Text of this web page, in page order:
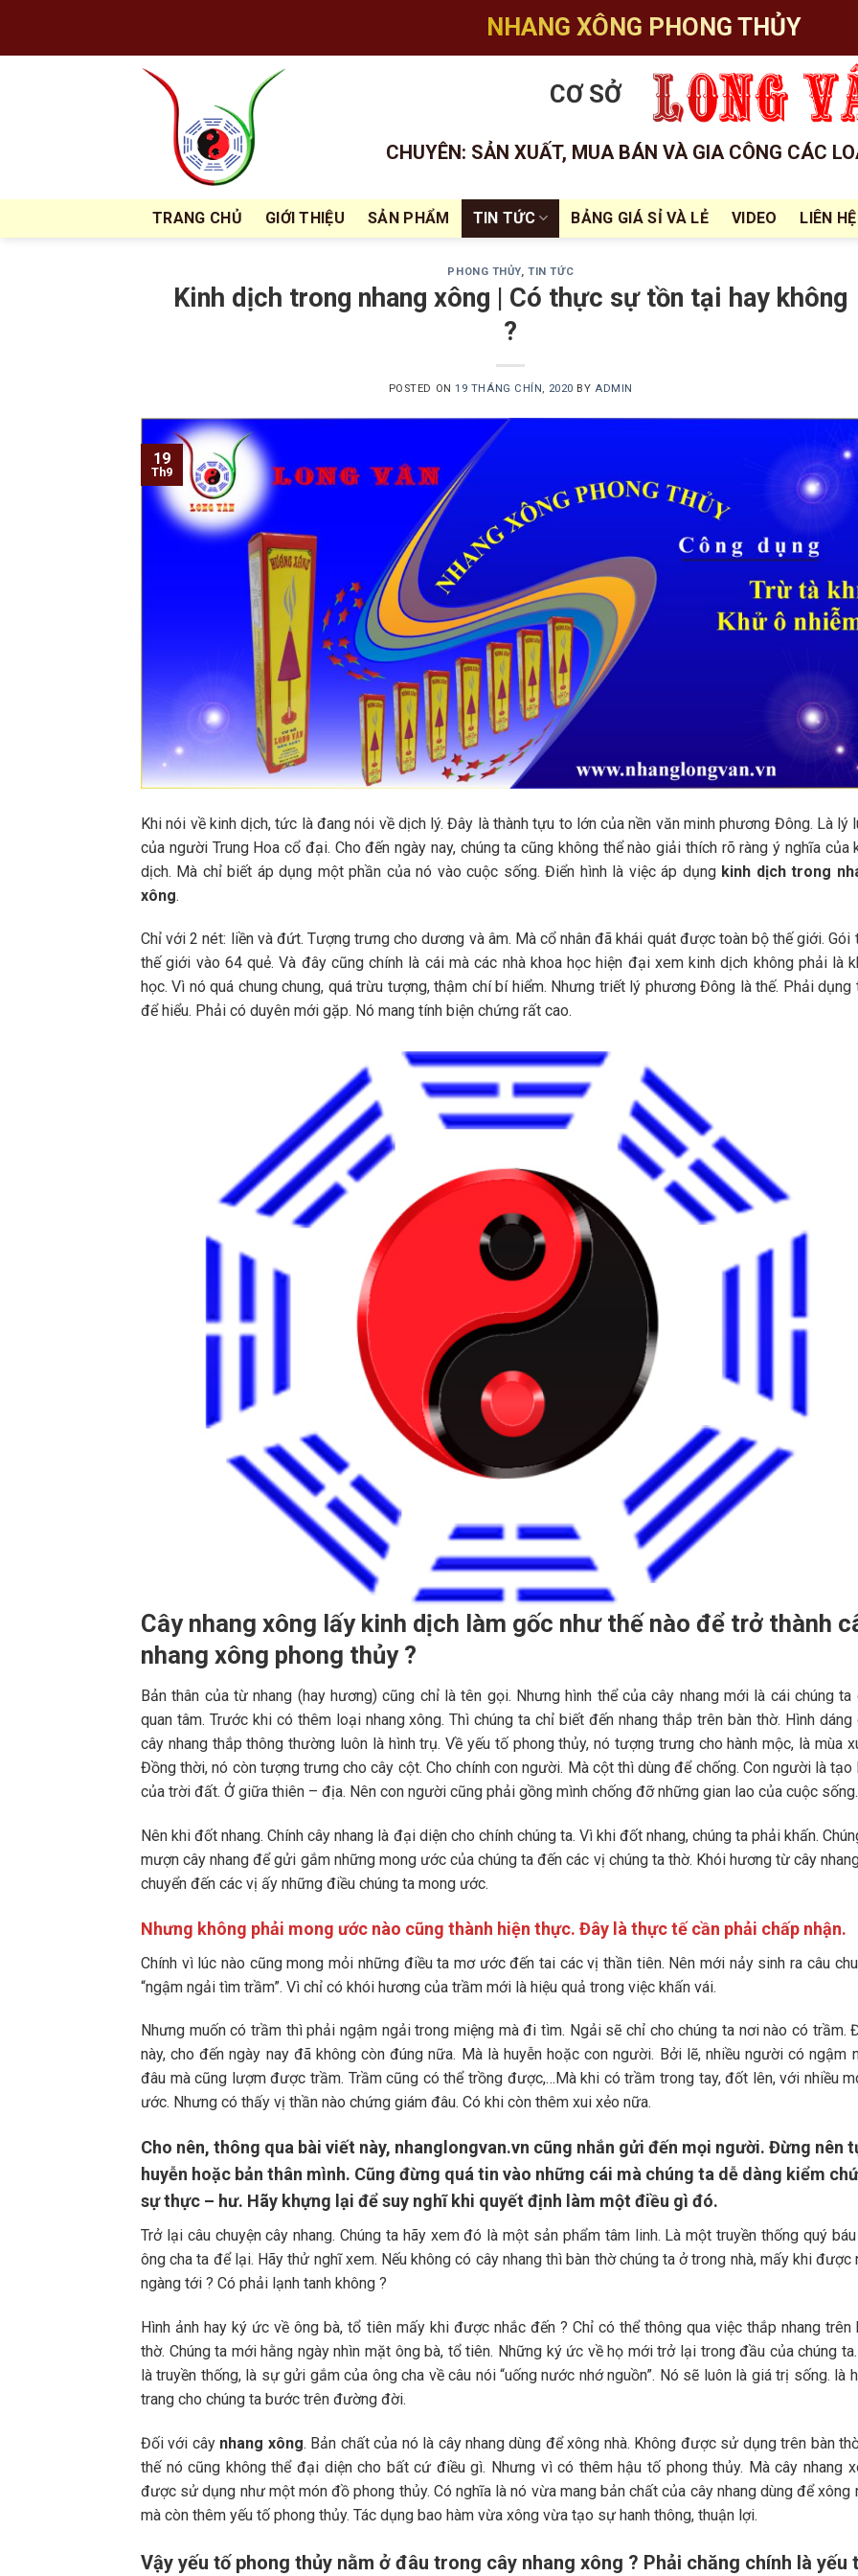
content
NHANG XÔNG PHONG THỦY
CƠ SỞ
CHUYÊN: SẢN XUẤT, MUA BÁN VÀ GIA CÔNG CÁC
TRANG CHỦ GIỚI THIỆU SẢN PHẨM TIN TỨC BẢNG GIÁ SỈ VÀ LẺ VIDEO LIÊN HỆ
PHONG THỦY,TIN TỨC
Kinh dịch trong nhang xông | Có thực sự tồn tại hay không
?
POSTED ON19 THÁNG CHÍN, 2020 BYADMIN
19
Th9
Khi nói về kinh dịch, tức là đang nói về dịch lý. Đây là thành tựu to lớn của nền văn minh phương Đông. Là lý
của người Trung Hoa cổ đại. Cho đến ngày nay, chúng ta cũng không thể nào giải thích rõ ràng ý nghĩa của
dịch. Mà chỉ biết áp dụng một phần của nó vào cuộc sống. Điển hình là việc áp dụng kinh dịch trong
xông.
Chỉ với 2 nét: liền và đứt. Tượng trưng cho dương và âm. Mà cổ nhân đã khái quát được toàn bộ thế giới. Gói
thế giới vào 64 quẻ. Và đây cũng chính là cái mà các nhà khoa học hiện đại xem kinh dịch không phải là
học. Vì nó quá chung chung, quá trừu tượng, thậm chí bí hiểm. Nhưng triết lý phương Đông là thế. Phải dụng
để hiểu. Phải có duyên mới gặp. Nó mang tính biện chứng rất cao.
Cây nhang xông lấy kinh dịch làm gốc như thế nào để trở thành
nhang xông phong thủy ?
Bản thân của từ nhang (hay hương) cũng chỉ là tên gọi. Nhưng hình thể của cây nhang mới là cái chúng ta
quan tâm. Trước khi có thêm loại nhang xông. Thì chúng ta chỉ biết đến nhang thắp trên bàn thờ. Hình dáng
cây nhang thắp thông thường luôn là hình trụ. Về yếu tố phong thủy, nó tượng trưng cho hành mộc, là mùa
Đồng thời, nó còn tượng trưng cho cây cột. Cho chính con người. Mà cột thì dùng để chống. Con người là tạo
của trời đất. Ở giữa thiên – địa. Nên con người cũng phải gồng mình chống đỡ những gian lao của cuộc sống.
Nên khi đốt nhang. Chính cây nhang là đại diện cho chính chúng ta. Vì khi đốt nhang, chúng ta phải khấn.
mượn cây nhang để gửi gắm những mong ước của chúng ta đến các vị chúng ta thờ. Khói hương từ cây
chuyển đến các vị ấy những điều chúng ta mong ước.
Nhưng không phải mong ước nào cũng thành hiện thực. Đây là thực tế cần phải chấp nhận.
Chính vì lúc nào cũng mong mỏi những điều ta mơ ước đến tai các vị thần tiên. Nên mới nảy sinh ra câu
“ngậm ngải tìm trầm”. Vì chỉ có khói hương của trầm mới là hiệu quả trong việc khấn vái.
Nhưng muốn có trầm thì phải ngậm ngải trong miệng mà đi tìm. Ngải sẽ chỉ cho chúng ta nơi nào có trầm.
này, cho đến ngày nay đã không còn đúng nữa. Mà là huyễn hoặc con người. Bởi lẽ, nhiều người có ngậm
đâu mà cũng lượm được trầm. Trầm cũng có thể trồng được,…Mà khi có trầm trong tay, đốt lên, với nhiều
ước. Nhưng có thấy vị thần nào chứng giám đâu. Có khi còn thêm xui xẻo nữa.
Cho nên, thông qua bài viết này, nhanglongvan.vn cũng nhắn gửi đến mọi người. Đừng nên
huyễn hoặc bản thân mình. Cũng đừng quá tin vào những cái mà chúng ta dễ dàng kiểm
sự thực – hư. Hãy khựng lại để suy nghĩ khi quyết định làm một điều gì đó.
Trở lại câu chuyện cây nhang. Chúng ta hãy xem đó là một sản phẩm tâm linh. Là một truyền thống quý
ông cha ta để lại. Hãy thử nghĩ xem. Nếu không có cây nhang thì bàn thờ chúng ta ở trong nhà, mấy khi được
ngàng tới ? Có phải lạnh tanh không ?
Hình ảnh hay ký ức về ông bà, tổ tiên mấy khi được nhắc đến ? Chỉ có thể thông qua việc thắp nhang trên
thờ. Chúng ta mới hằng ngày nhìn mặt ông bà, tổ tiên. Những ký ức về họ mới trở lại trong đầu của chúng
là truyền thống, là sự gửi gắm của ông cha về câu nói “uống nước nhớ nguồn”. Nó sẽ luôn là giá trị sống. là
trang cho chúng ta bước trên đường đời.
Đối với cây nhang xông. Bản chất của nó là cây nhang dùng để xông nhà. Không được sử dụng trên bàn
thế nó cũng không thể đại diện cho bất cứ điều gì. Nhưng vì có thêm hậu tố phong thủy. Mà cây nhang
được sử dụng như một món đồ phong thủy. Có nghĩa là nó vừa mang bản chất của cây nhang dùng để xông
mà còn thêm yếu tố phong thủy. Tác dụng bao hàm vừa xông vừa tạo sự hanh thông, thuận lợi.
Vậy yếu tố phong thủy nằm ở đâu trong cây nhang xông ? Phải chăng chính là yếu